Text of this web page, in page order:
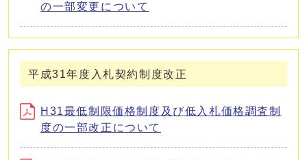
の一部変更について
平成31年度入札契約制度改正
H31最低制限価格制度及び低入札価格調査制
度の一部改正について